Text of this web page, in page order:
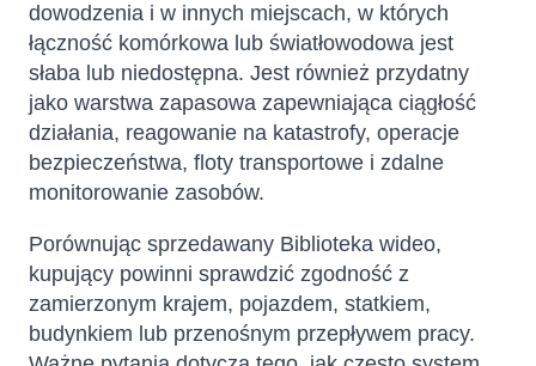
dowodzenia i w innych miejscach, w których
łączność komórkowa lub światłowodowa jest
słaba lub niedostępna. Jest również przydatny
jako warstwa zapasowa zapewniająca ciągłość
działania, reagowanie na katastrofy, operacje
bezpieczeństwa, floty transportowe i zdalne
monitorowanie zasobów.
Porównując sprzedawany Biblioteka wideo,
kupujący powinni sprawdzić zgodność z
zamierzonym krajem, pojazdem, statkiem,
budynkiem lub przenośnym przepływem pracy.